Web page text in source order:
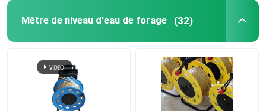
Essai de charge de pile
Foreuse de forage
Mètre de niveau d'eau de forage (32)